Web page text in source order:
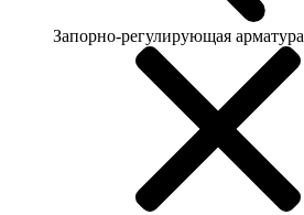
Запорно-регулирующая арматура